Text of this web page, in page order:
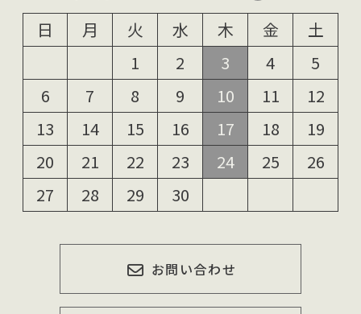
日
月 火 水 木 金
土
1
2 3 4
5
6
7 8 9 10 11
12
13
14 15 16 17 18
19
20
21 22 23 24 25
26
27
28 29 30
お問い合わせ